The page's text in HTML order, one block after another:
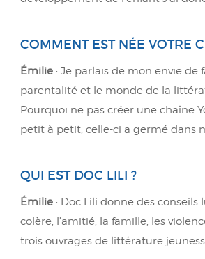
COMMENT EST NÉE VOTRE
Émilie : Je parlais de mon envie de
parentalité et le monde de la
Pourquoi ne pas créer une chaîne
petit à petit, celle-ci a germé dans
QUI EST DOC LILI ?
Émilie : Doc Lili donne des
colère, l'amitié, la famille, les
trois ouvrages de littérature